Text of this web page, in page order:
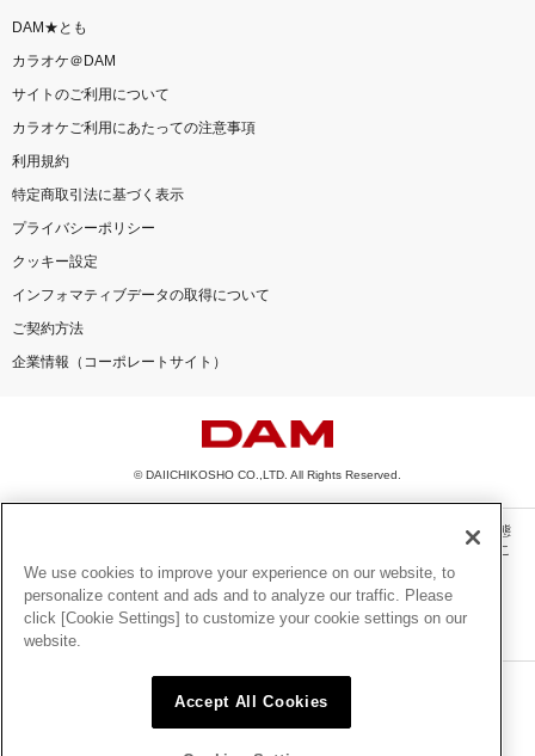
DAM★とも
カラオケ＠DAM
サイトのご利用について
カラオケご利用にあたっての注意事項
利用規約
特定商取引法に基づく表示
プライバシーポリシー
クッキー設定
インフォマティブデータの取得について
ご契約方法
企業情報（コーポレートサイト）
© DAIICHIKOSHO CO.,LTD. All Rights Reserved.
このサイトに掲載されている一切の文章・画像・写真・動画・音声等を、手段や形態
を問わず、著作権法の定める範囲を超えて無断で複製、転載、ファイル化などするこ
とを禁じます。
楽曲及びコンテンツは、機種によりご利用いただけない場合があります。
楽曲及びコンテンツの配信日、配信内容が変更になる場合があります。
楽曲によりMYリスト保存ができない場合があります。
6602250213Y31015 6602250112Y38026 6602250240Y31015
6602250241Y45122
We use cookies to improve your experience on our website, to
personalize content and ads and to analyze our traffic. Please
click [Cookie Settings] to customize your cookie settings on our
website.
Accept All Cookies